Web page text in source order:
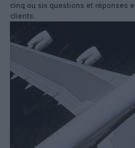
cinq ou six questions et réponses
clients.